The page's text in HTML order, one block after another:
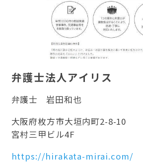
弁護士法人アイリス
弁護士
岩田和也
大阪府枚方市大垣内町2-8-10
宮村三甲ビル4F
https://hirakata-mirai.com/